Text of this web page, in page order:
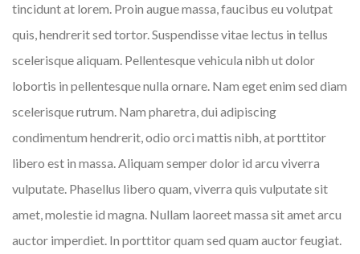
tincidunt at lorem. Proin augue massa, faucibus eu volutpat
quis, hendrerit sed tortor. Suspendisse vitae lectus in tellus
scelerisque aliquam. Pellentesque vehicula nibh ut dolor
lobortis in pellentesque nulla ornare. Nam eget enim sed diam
scelerisque rutrum. Nam pharetra, dui adipiscing
condimentum hendrerit, odio orci mattis nibh, at porttitor
libero est in massa. Aliquam semper dolor id arcu viverra
vulputate. Phasellus libero quam, viverra quis vulputate sit
amet, molestie id magna. Nullam laoreet massa sit amet arcu
auctor imperdiet. In porttitor quam sed quam auctor feugiat.